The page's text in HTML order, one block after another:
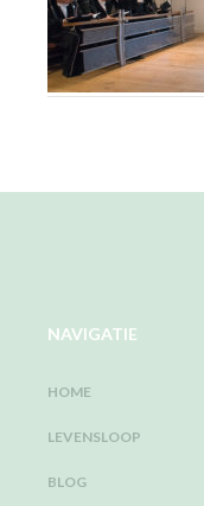
NAVIGATIE
HOME
LEVENSLOOP
BLOG